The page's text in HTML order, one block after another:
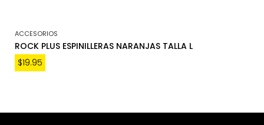
ACCESORIOS
ROCK PLUS ESPINILLERAS NARANJAS TALLA L
$19.95